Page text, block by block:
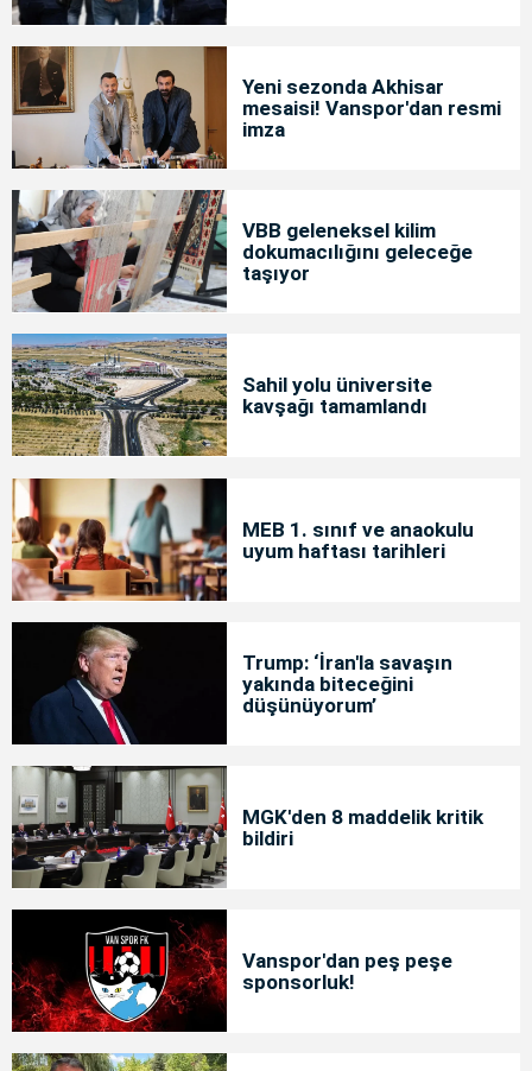
Yeni sezonda Akhisar
mesaisi! Vanspor'dan resmi
imza
VBB geleneksel kilim
dokumacılığını geleceğe
taşıyor
Sahil yolu üniversite
kavşağı tamamlandı
MEB 1. sınıf ve anaokulu
uyum haftası tarihleri
Trump: ‘İran'la savaşın
yakında biteceğini
düşünüyorum’
MGK'den 8 maddelik kritik
bildiri
Vanspor'dan peş peşe
sponsorluk!